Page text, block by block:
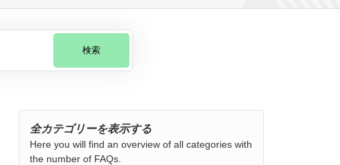
検索
全カテゴリーを表示する
Here you will find an overview of all categories with
the number of FAQs.